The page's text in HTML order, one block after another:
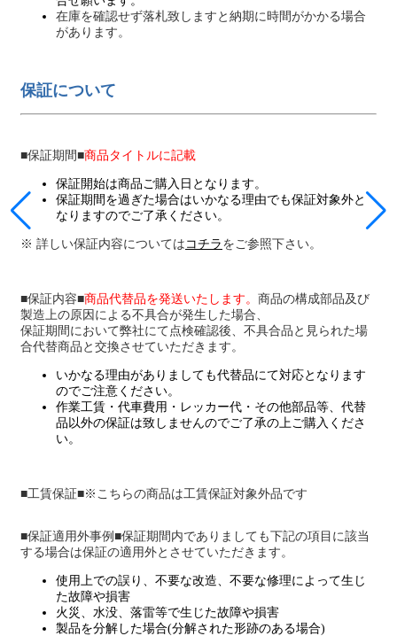
在庫を確認せず落札致しますと納期に時間がかかる場合
があります。
保証について
■保証期間■商品タイトルに記載
保証開始は商品ご購入日となります。
保証期間を過ぎた場合はいかなる理由でも保証対象外と
なりますのでご了承ください。
※ 詳しい保証内容については コチラ をご参照下さい。
■保証内容■商品代替品を発送いたします。 商品の構成部品及び
製造上の原因による不具合が発生した場合、
保証期間において弊社にて点検確認後、不具合品と見られた場
合代替商品と交換させていただきます。
いかなる理由がありましても代替品にて対応となります
のでご注意ください。
作業工賃・代車費用・レッカー代・その他部品等、代替
品以外の保証は致しませんのでご了承の上ご購入くださ
い。
■工賃保証■※こちらの商品は工賃保証対象外品です
■保証適用外事例■保証期間内でありましても下記の項目に該当
する場合は保証の適用外とさせていただきます。
使用上での誤り、不要な改造、不要な修理によって生じ
た故障や損害
火災、水没、落雷等で生じた故障や損害
製品を分解した場合(分解された形跡のある場合)